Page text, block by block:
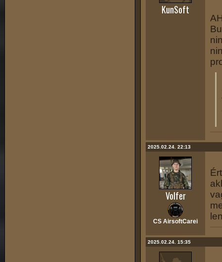
KunSoft
2025.02.24. 22:13
Volfer
CS AirsoftCarei
2025.02.24. 15:35